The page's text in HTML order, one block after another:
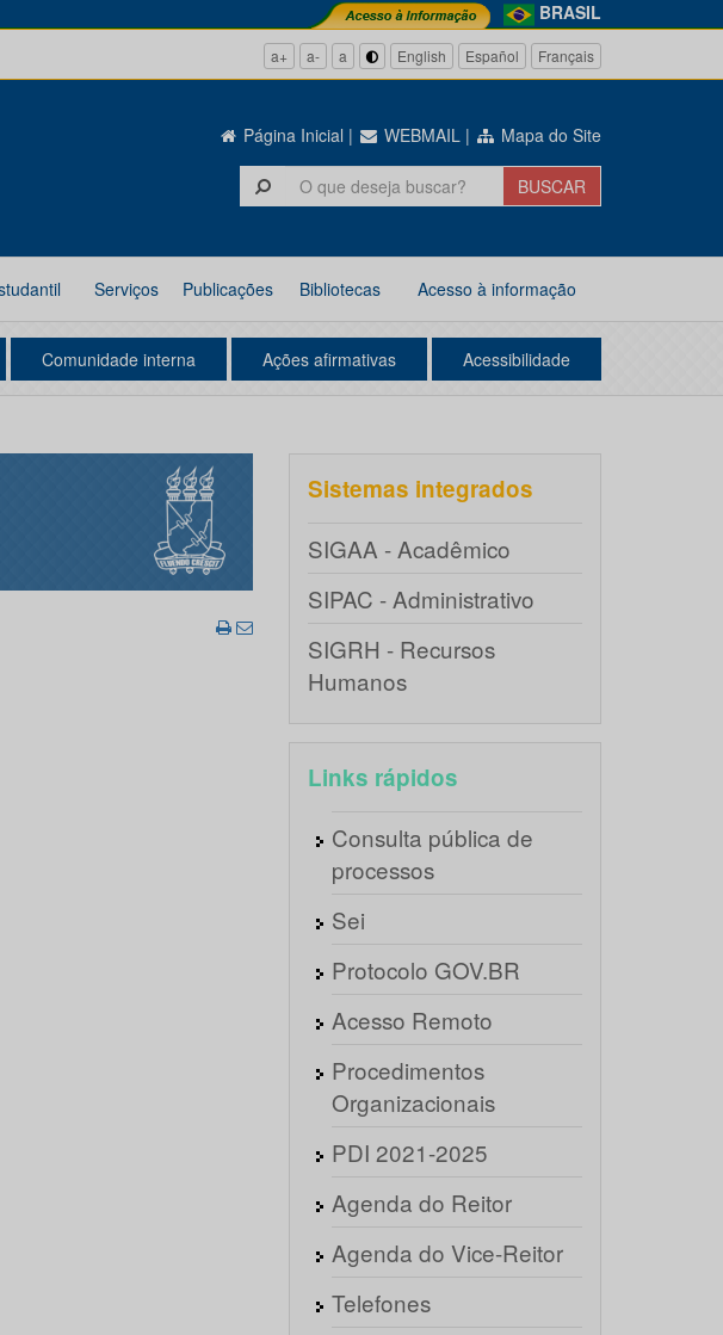
BRASIL
a+ a- a English Español Français
Página Inicial | WEBMAIL | Mapa do Site
Serviços Publicações Bibliotecas Acesso à informação
Comunidade interna Ações afirmativas Acessibilidade
Sistemas integrados
SIGAA - Acadêmico
SIPAC - Administrativo
SIGRH - Recursos
Humanos
Links rápidos
Consulta pública de
processos
Sei
Protocolo GOV.BR
Acesso Remoto
Procedimentos
Organizacionais
PDI 2021-2025
Agenda do Reitor
Agenda do Vice-Reitor
Telefones